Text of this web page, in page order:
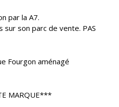
par la A7.
son parc de vente. PAS
Fourgon aménagé
MARQUE***